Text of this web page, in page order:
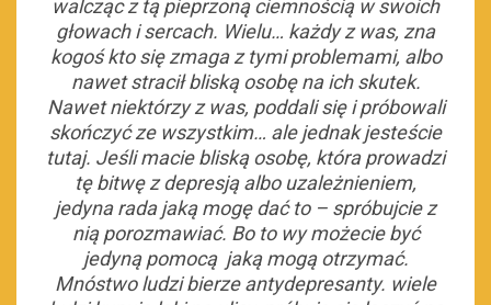
walcząc z tą pieprzoną ciemnością w swoich
głowach i sercach. Wielu… każdy z was, zna
kogoś kto się zmaga z tymi problemami, albo
nawet stracił bliską osobę na ich skutek.
Nawet niektórzy z was, poddali się i próbowali
skończyć ze wszystkim… ale jednak jesteście
tutaj. Jeśli macie bliską osobę, która prowadzi
tę bitwę z depresją albo uzależnieniem,
jedyna rada jaką mogę dać to – spróbujcie z
nią porozmawiać. Bo to wy możecie być
jedyną pomocą jaką mogą otrzymać.
Mnóstwo ludzi bierze antydepresanty. wiele